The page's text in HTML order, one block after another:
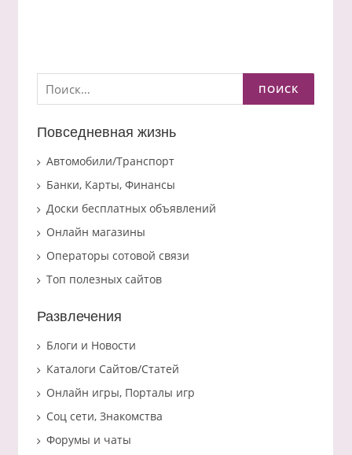
Найти:
Повседневная жизнь
Автомобили/Транспорт
Банки, Карты, Финансы
Доски бесплатных объявлений
Онлайн магазины
Операторы сотовой связи
Топ полезных сайтов
Развлечения
Блоги и Новости
Каталоги Сайтов/Статей
Онлайн игры, Порталы игр
Соц сети, Знакомства
Форумы и чаты